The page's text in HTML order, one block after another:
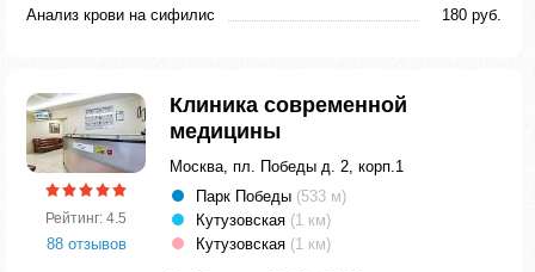
Анализ крови на сифилис 180 руб.
Рейтинг: 4.5
88 отзывов
Клиника современной
медицины
Москва, пл. Победы д. 2, корп.1
Парк Победы (533 м)
Кутузовская (1 км)
Кутузовская (1 км)